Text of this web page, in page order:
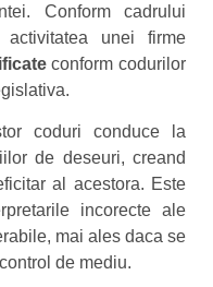
Conform cadrului
unei firme
conform codurilor
coduri conduce la
de deseuri, creand
al acestora. Este
incorecte ale
mai ales daca se
de mediu.